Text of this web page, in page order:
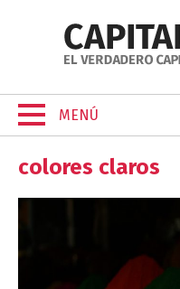
MENÚ
colores claros